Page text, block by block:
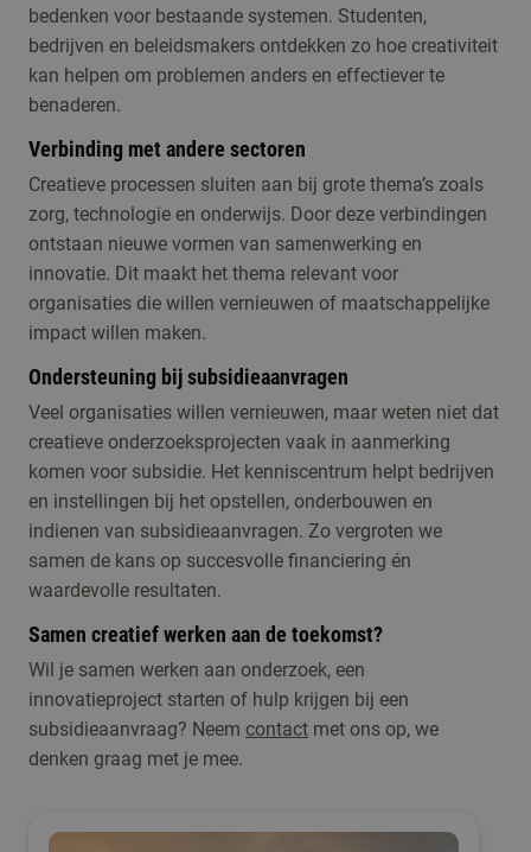
bedenken voor bestaande systemen. Studenten,
bedrijven en beleidsmakers ontdekken zo hoe creativiteit
kan helpen om problemen anders en effectiever te
benaderen.
Verbinding met andere sectoren
Creatieve processen sluiten aan bij grote thema’s zoals
zorg, technologie en onderwijs. Door deze verbindingen
ontstaan nieuwe vormen van samenwerking en
innovatie. Dit maakt het thema relevant voor
organisaties die willen vernieuwen of maatschappelijke
impact willen maken.
Ondersteuning bij subsidieaanvragen
Veel organisaties willen vernieuwen, maar weten niet dat
creatieve onderzoeksprojecten vaak in aanmerking
komen voor subsidie. Het kenniscentrum helpt bedrijven
en instellingen bij het opstellen, onderbouwen en
indienen van subsidieaanvragen. Zo vergroten we
samen de kans op succesvolle financiering én
waardevolle resultaten.
Samen creatief werken aan de toekomst?
Wil je samen werken aan onderzoek, een
innovatieproject starten of hulp krijgen bij een
subsidieaanvraag? Neem contact met ons op, we
denken graag met je mee.